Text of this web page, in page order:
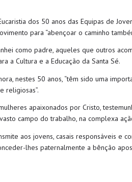
dos 50 anos das Equipas de
para “abençoar o caminho
como padre, aqueles que outros
a Cultura e a Educação da Santa Sé.
nestes 50 anos, “têm sido uma
religiosas”.
apaixonados por Cristo,
campo do trabalho, na complexa
aos jovens, casais responsáveis e
lhes paternalmente a bênção